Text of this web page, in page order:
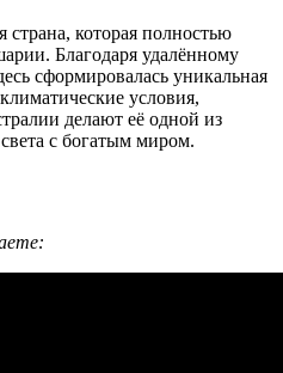
страна, которая полностью
Благодаря удалённому
сформировалась уникальная
условия,
делают её одной из
с богатым миром.